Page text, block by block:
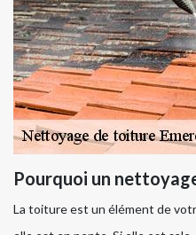
Pourquoi un
La toiture est un élément de